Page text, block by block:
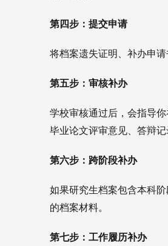
第四步：提交申请
将档案遗失证明、补办申
第五步：审核补办
学校审核通过后，会指导
毕业论文评审意见、 答辩记
第六步：跨阶段补办
如果研究生档案包含本科
的档案材料。
第七步：工作履历补办